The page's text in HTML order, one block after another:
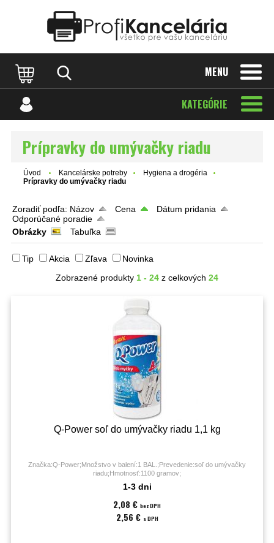
MENU
KATEGÓRIE
Prípravky do umývačky riadu
Úvod Kancelárske potreby
Hygiena a drogéria
Prípravky do umývačky riadu
Zoradiť podľa: Názov Cena
Dátum pridania
Odporúčané poradie
Obrázky
Tabuľka
Tip Akcia Zľava
Novinka
Zobrazené produkty 1 - 24 z celkových 24
Q-Power soľ do umývačky riadu 1,1 kg
Značka:Q-Power;Množstvo v balení:1 BAL.;Prevedenie:soľ do umývačky
riadu;Hmotnosť:1100 gramov;
1-3 dni
2,08 € bez DPH
2,56 € s DPH
Katalóg internetových stránok Designed by Rawpixel.com